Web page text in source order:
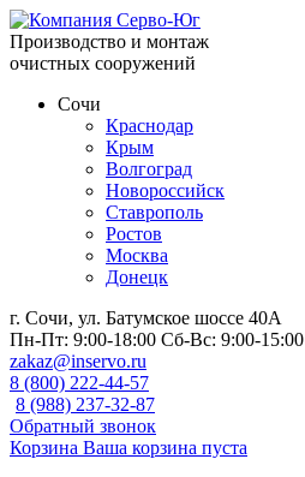
Производство и монтаж
очистных сооружений
Сочи
Краснодар
Крым
Волгоград
Новороссийск
Ставрополь
Ростов
Москва
Донецк
г. Сочи, ул. Батумское шоссе 40А
Пн-Пт: 9:00-18:00 Сб-Вс: 9:00-15:00
zakaz@inservo.ru
8 (800) 222-44-57
8 (988) 237-32-87
Обратный звонок
Корзина Ваша корзина пуста